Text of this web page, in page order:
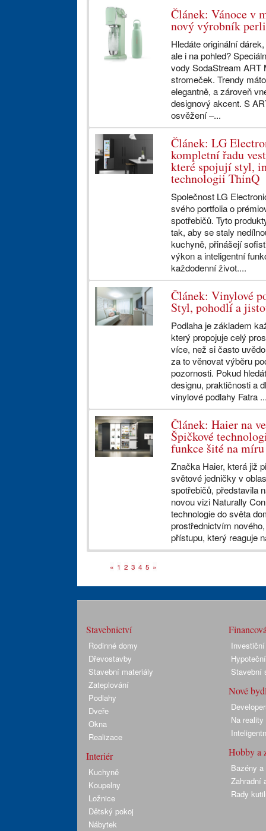
Článek: Vánoce v
nový výrobník
Hledáte originální
ale i na pohled?
vody SodaStream ART
stromeček. Trendy
elegantně, a zároveň
designový akcent. S
osvěžení –...
Článek: LG
kompletní řadu
které spojují styl,
technologii ThinQ
Společnost LG
svého portfolia o
spotřebičů. Tyto
tak, aby se staly
kuchyně, přinášejí
výkon a inteligentní
každodenní život....
Článek: Vinylové
Styl, pohodlí a
Podlaha je základem
který propojuje celý
více, než si často
za to věnovat výběru
pozornosti. Pokud
designu, praktičnosti a
vinylové podlahy Fatra
Článek: Haier na
Špičkové
funkce šité na míru
Značka Haier, která již
světové jedničky v
spotřebičů, představila
novou vizi Naturally
technologie do světa
prostřednictvím
přístupu, který reaguje
« 1 2 3 4 5 »
Stavebnictví
Rodinné domy
Dřevostavby
Stavební materiály
Zateplování
Podlahy
Dveře
Okna
Realizace
Interiér
Kuchyně
Koupelny
Ložnice
Dětský pokoj
Nábytek
Stavební
Nové
Na
Hobby a
Bazény
Zahradní
Rady